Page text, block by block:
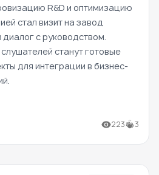
R&D и оптимизацию
стал визит на завод
с руководством.
станут готовые
для интеграции в бизнес-
223 3